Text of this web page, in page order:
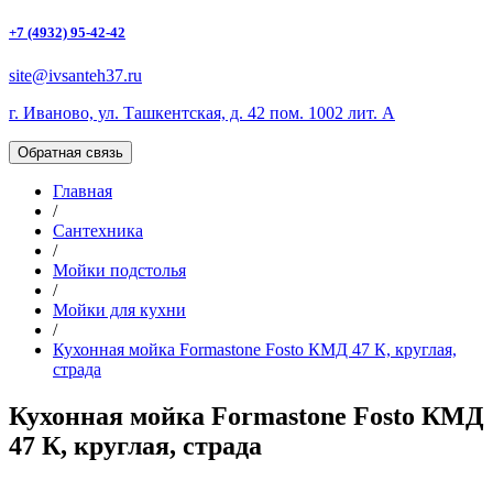
+7 (4932) 95-42-42
site@ivsanteh37.ru
г. Иваново, ул. Ташкентская, д. 42 пом. 1002 лит. А
Обратная связь
Главная
/
Сантехника
/
Мойки подстолья
/
Мойки для кухни
/
Кухонная мойка Formastone Fosto КМД 47 К, круглая,
страда
Кухонная мойка Formastone Fosto КМД
47 К, круглая, страда